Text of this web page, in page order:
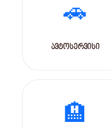
🚗
ავტოსერვისი
🏨